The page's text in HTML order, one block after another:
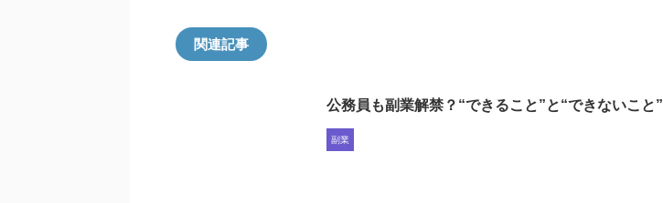
関連記事
公務員も副業解禁？“できること”と“できないこと”
副業